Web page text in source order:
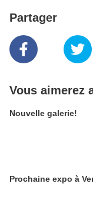
Partager
Vous aimerez
Nouvelle galerie!
Prochaine expo à